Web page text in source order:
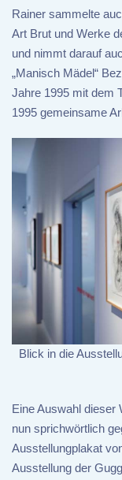
Rainer sammelte
Art Brut und Werke
und nimmt darauf
„Manisch Mädel“
Jahre 1995 mit dem
1995 gemeinsame
Blick in die
Eine Auswahl dieser
nun sprichwörtlich
Ausstellungplakat
Ausstellung der